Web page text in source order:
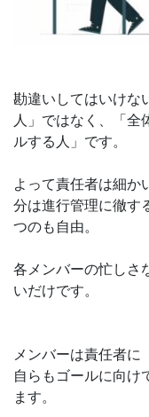
勘違いしてはいけな
人」ではなく、「全
ルする人」です。
よって責任者は細か
分は進行管理に徹す
つのも自由。
各メンバーの忙しさ
いだけです。
メンバーは責任者に
自らもゴールに向け
ます。